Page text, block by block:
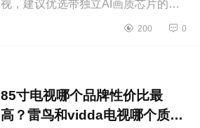
视，建议优选带独立AI画质芯片的电
刷，响应速度快，能够一步做到清晰
200 0
85寸电视哪个品牌性价比最
高？雷鸟和vidda电视哪个质量